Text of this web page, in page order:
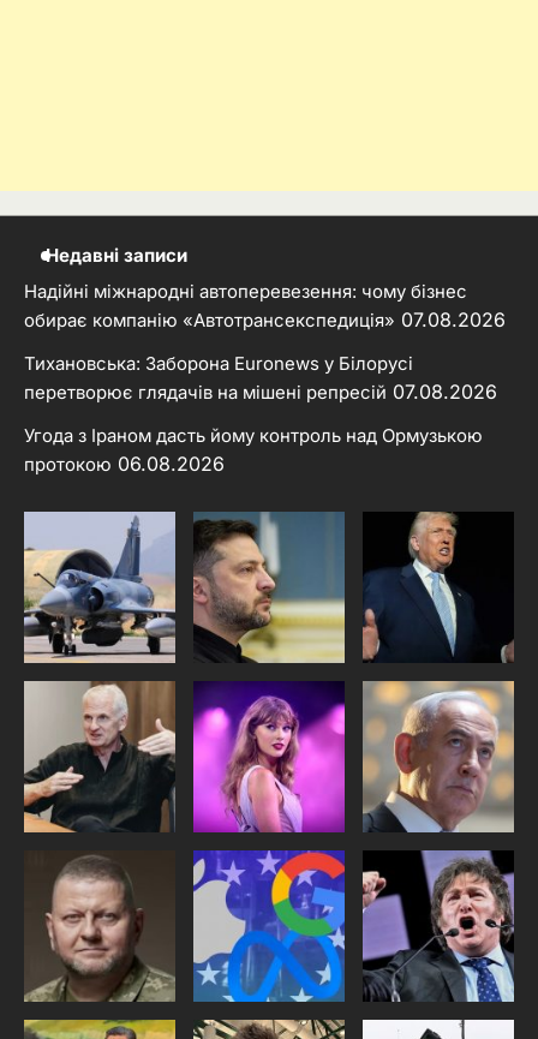
Недавні записи
Надійні міжнародні автоперевезення: чому бізнес
обирає компанію «Автотрансекспедиція» 07.08.2026
Тихановська: Заборона Euronews у Білорусі
перетворює глядачів на мішені репресій 07.08.2026
Угода з Іраном дасть йому контроль над Ормузькою
протокою 06.08.2026